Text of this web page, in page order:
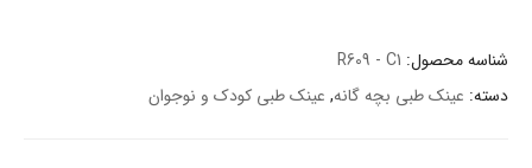
شناسه محصول: R609 - C1
دسته: عینک طبی بچه گانه, عینک طبی کودک و نوجوان